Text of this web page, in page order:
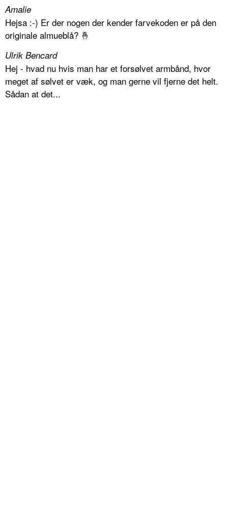
Amalie
Hejsa :-) Er der nogen der kender farvekoden er på den
originale almueblå? 🤞
Ulrik Bencard
Hej - hvad nu hvis man har et forsølvet armbånd, hvor
meget af sølvet er væk, og man gerne vil fjerne det helt.
Sådan at det...